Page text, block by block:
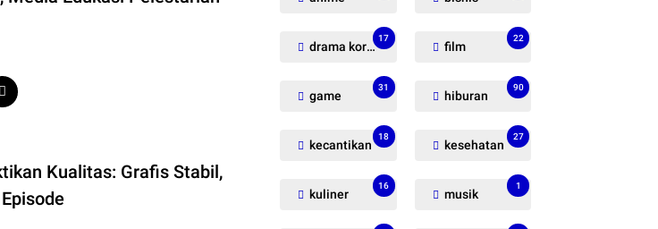
Kualitas: Grafis Stabil,
drama korea
17
film
22
game
31
hiburan
90
kecantikan
18
kesehatan
27
kuliner
16
musik
1